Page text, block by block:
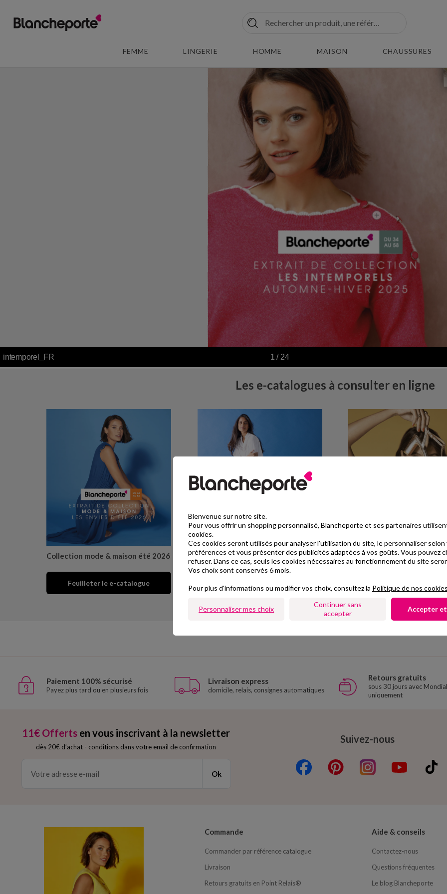
FEMME LINGERIE HOMME MAISON CHAUSSURES
Les e-catalogues à consulter en ligne
Collection mode & maison été 2026
Feuilleter le e-catalogue
Collection 2026 pour toutes les morphos Extrait de collection
Paiement 100% sécurisé
Payez plus tard ou en plusieurs fois
Livraison express
domicile, relais, consignes automatiques
Retours gratuits
sous 30 jours avec
uniquement
11€ Offerts en vous inscrivant à la newsletter
dès 20€ d’achat - conditions dans votre email de confirmation
Ok
Suivez-nous
Commande
Commander par référence catalogue
Livraison
Retours gratuits en Point Relais®
Aide & conseils
Contactez-nous
Questions fréquentes
Le blog Blancheporte
Bienvenue sur notre site.
Pour vous offrir un shopping personnalisé, Blancheporte et ses partenaires
cookies.
Ces cookies seront utilisés pour analyser l'utilisation du site, le personnaliser selon
préférences et vous présenter des publicités adaptées à vos goûts. Vous pouvez
refuser. Dans ce cas, seuls les cookies nécessaires au fonctionnement du site
Vos choix sont conservés 6 mois.
Pour plus d'informations ou modifier vos choix, consultez la Politique de nos cookies
Personnaliser mes choix
Continuer sans
accepter
Accepter